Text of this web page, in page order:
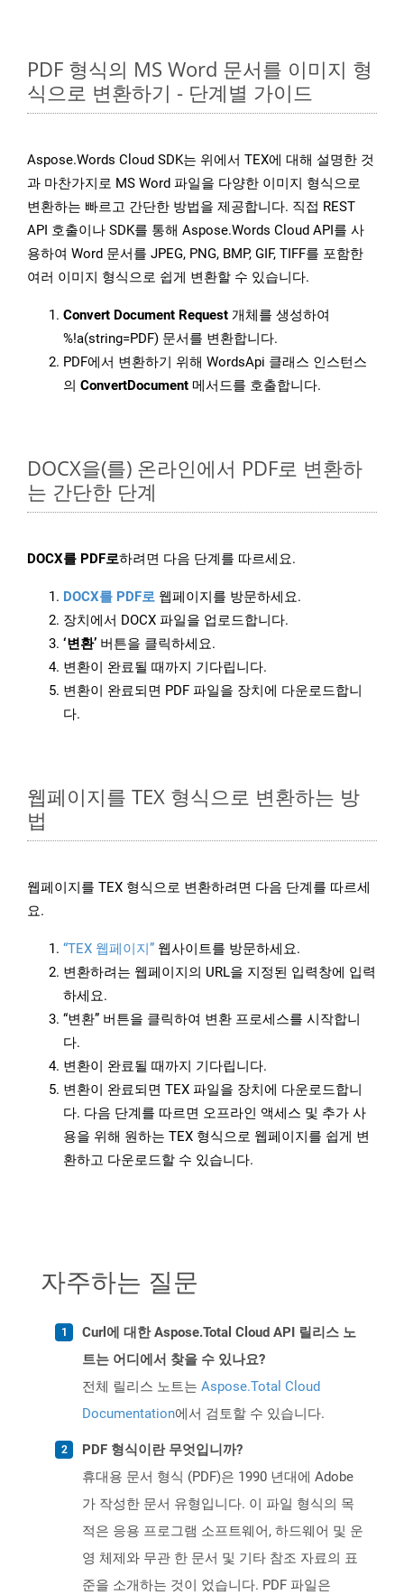
PDF 형식의 MS Word 문서를 이미지 형
식으로 변환하기 - 단계별 가이드
Aspose.Words Cloud SDK는 위에서 TEX에 대해 설명한 것
과 마찬가지로 MS Word 파일을 다양한 이미지 형식으로
변환하는 빠르고 간단한 방법을 제공합니다. 직접 REST
API 호출이나 SDK를 통해 Aspose.Words Cloud API를 사
용하여 Word 문서를 JPEG, PNG, BMP, GIF, TIFF를 포함한
여러 이미지 형식으로 쉽게 변환할 수 있습니다.
Convert Document Request 개체를 생성하여
%!a(string=PDF) 문서를 변환합니다.
PDF에서 변환하기 위해 WordsApi 클래스 인스턴스
의 ConvertDocument 메서드를 호출합니다.
DOCX을(를) 온라인에서 PDF로 변환하
는 간단한 단계
DOCX를 PDF로하려면 다음 단계를 따르세요.
DOCX를 PDF로 웹페이지를 방문하세요.
장치에서 DOCX 파일을 업로드합니다.
‘변환’ 버튼을 클릭하세요.
변환이 완료될 때까지 기다립니다.
변환이 완료되면 PDF 파일을 장치에 다운로드합니
다.
웹페이지를 TEX 형식으로 변환하는 방
법
웹페이지를 TEX 형식으로 변환하려면 다음 단계를 따르세
요.
“TEX 웹페이지” 웹사이트를 방문하세요.
변환하려는 웹페이지의 URL을 지정된 입력창에 입력
하세요.
“변환” 버튼을 클릭하여 변환 프로세스를 시작합니
다.
변환이 완료될 때까지 기다립니다.
변환이 완료되면 TEX 파일을 장치에 다운로드합니
다. 다음 단계를 따르면 오프라인 액세스 및 추가 사
용을 위해 원하는 TEX 형식으로 웹페이지를 쉽게 변
환하고 다운로드할 수 있습니다.
자주하는 질문
Curl에 대한 Aspose.Total Cloud API 릴리스 노
트는 어디에서 찾을 수 있나요?
전체 릴리스 노트는 Aspose.Total Cloud
Documentation에서 검토할 수 있습니다.
PDF 형식이란 무엇입니까?
휴대용 문서 형식 (PDF)은 1990 년대에 Adobe
가 작성한 문서 유형입니다. 이 파일 형식의 목
적은 응용 프로그램 소프트웨어, 하드웨어 및 운
영 체제와 무관 한 문서 및 기타 참조 자료의 표
준을 소개하는 것이 었습니다. PDF 파일은